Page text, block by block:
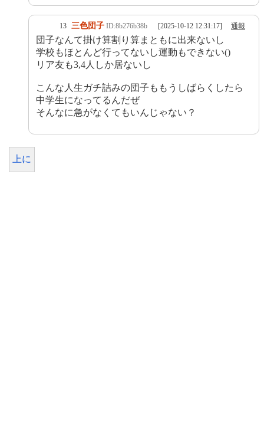
13 三色団子 ID:8b276b38b [2025-10-12 12:31:17] 通報
団子なんて掛け算割り算まともに出来ないし
学校もほとんど行ってないし運動もできない()
リア友も3,4人しか居ないし
こんな人生ガチ詰みの団子ももうしばらくしたら
中学生になってるんだぜ
そんなに急がなくてもいんじゃない？
上に